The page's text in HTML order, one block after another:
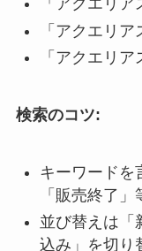
「アクエリ
「アクエリア
「アクエリ
検索のコツ:
キーワードを
「販売終了」
並び替えは「
込み」を切り